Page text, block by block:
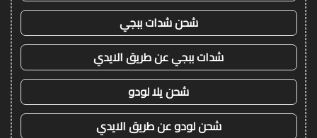
شحن شدات ببجي
شدات ببجي عن طريق الايدي
شحن يلا لودو
شحن لودو عن طريق الايدي